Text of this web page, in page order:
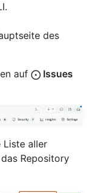
des
auf
Issues
Liste aller
Repository